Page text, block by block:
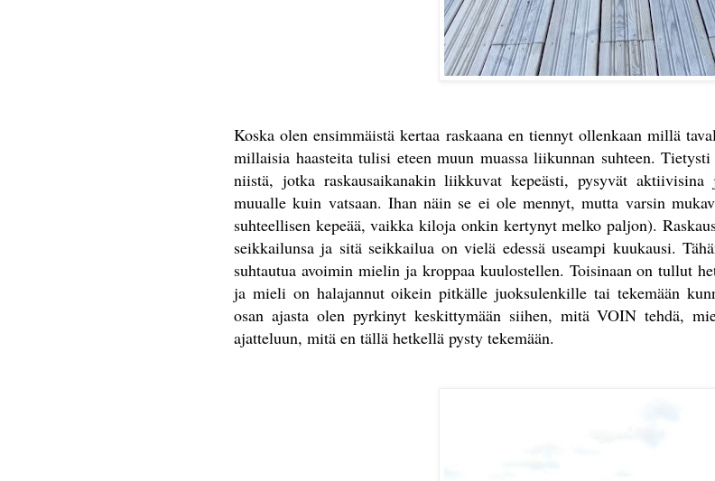
Koska olen ensimmäistä kertaa raskaana en tiennyt ollenkaan millä
millaisia haasteita tulisi eteen muun muassa liikunnan suhteen.
niistä, jotka raskausaikanakin liikkuvat kepeästi, pysyvät
muualle kuin vatsaan. Ihan näin se ei ole mennyt, mutta varsin
suhteellisen kepeää, vaikka kiloja onkin kertynyt melko paljon).
seikkailunsa ja sitä seikkailua on vielä edessä useampi kuukausi.
suhtautua avoimin mielin ja kroppaa kuulostellen. Toisinaan on tullut
ja mieli on halajannut oikein pitkälle juoksulenkille tai tekemään
osan ajasta olen pyrkinyt keskittymään siihen, mitä VOIN tehdä,
ajatteluun, mitä en tällä hetkellä pysty tekemään.